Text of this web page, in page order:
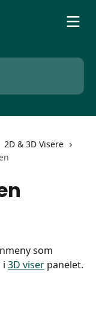
2D & 3D Visere
som
i 3D viser panelet.